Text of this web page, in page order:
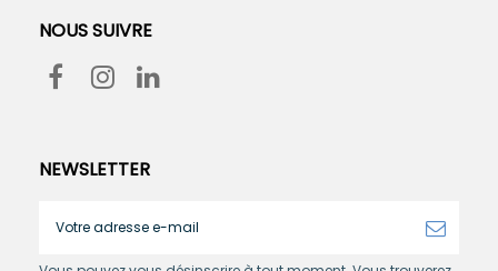
NOUS SUIVRE
NEWSLETTER